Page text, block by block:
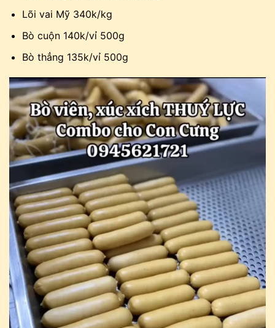
Lõi vai Mỹ 340k/kg
Bò cuộn 140k/vỉ 500g
Bò thẳng 135k/vỉ 500g